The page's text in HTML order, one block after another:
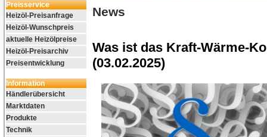
Preisservice
Heizöl-Preisanfrage
Heizöl-Wunschpreis
aktuelle Heizölpreise
Heizöl-Preisarchiv
Preisentwicklung
Information
Händlerübersicht
Marktdaten
Produkte
Technik
News
Was ist das Kraft-Wärme-
(03.02.2025)